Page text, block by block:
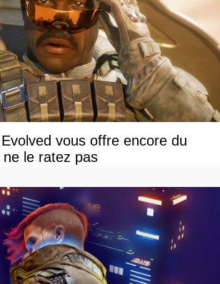
vous offre encore du
le ratez pas